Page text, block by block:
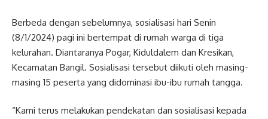
Berbeda dengan sebelumnya, sosialisasi hari Senin
(8/1/2024) pagi ini bertempat di rumah warga di tiga
kelurahan. Diantaranya Pogar, Kiduldalem dan Kresikan,
Kecamatan Bangil. Sosialisasi tersebut diikuti oleh masing-
masing 15 peserta yang didominasi ibu-ibu rumah tangga.
“Kami terus melakukan pendekatan dan sosialisasi kepada